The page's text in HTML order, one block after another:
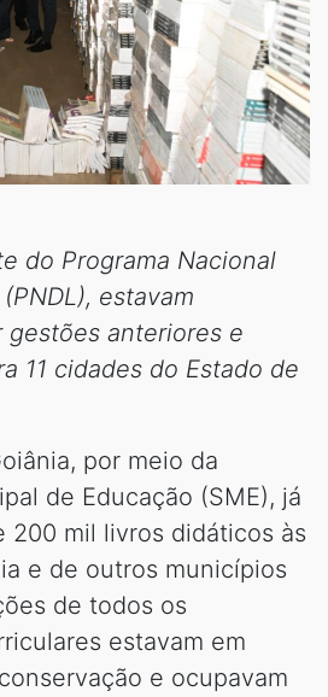
do Programa Nacional
estavam
gestões anteriores e
11 cidades do Estado de
por meio da
de Educação (SME), já
200 mil livros didáticos às
e de outros municípios
de todos os
estavam em
e ocupavam